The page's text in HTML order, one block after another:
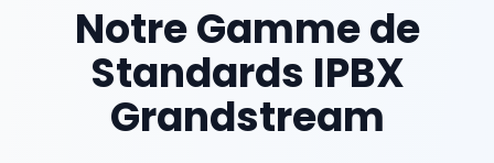
Notre Gamme de
Standards IPBX
Grandstream